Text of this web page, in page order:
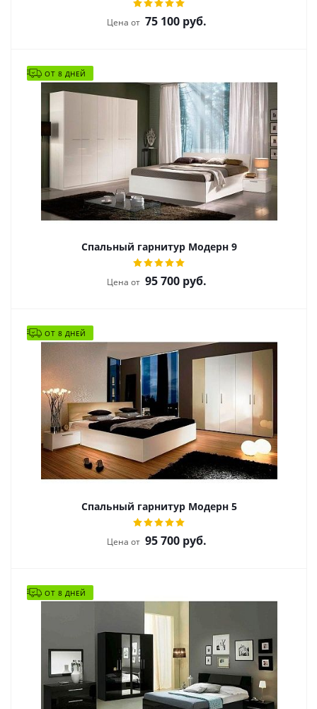
Цена от 75 100 руб.
ОТ 8 ДНЕЙ
Спальный гарнитур Модерн 9
Цена от 95 700 руб.
ОТ 8 ДНЕЙ
Спальный гарнитур Модерн 5
Цена от 95 700 руб.
ОТ 8 ДНЕЙ